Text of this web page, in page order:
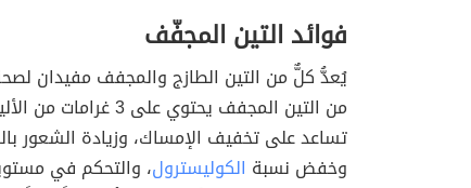
فوائد التين المجفّف
من التين المجفف يحتوي على
تساعد على تخفيف الإمساك، وزيادة الشعور
وخفض نسبة الكوليسترول، والتحكم في